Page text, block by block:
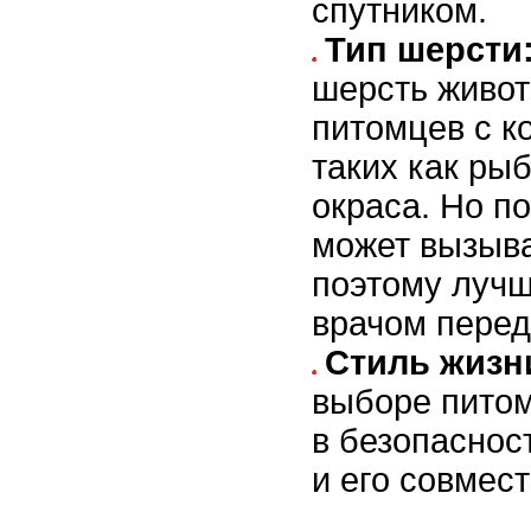
спутником.
Тип
шерсть
питомцев с
таких как
окраса. Но
может
поэтому
врачом
Стиль
выборе
в
и его